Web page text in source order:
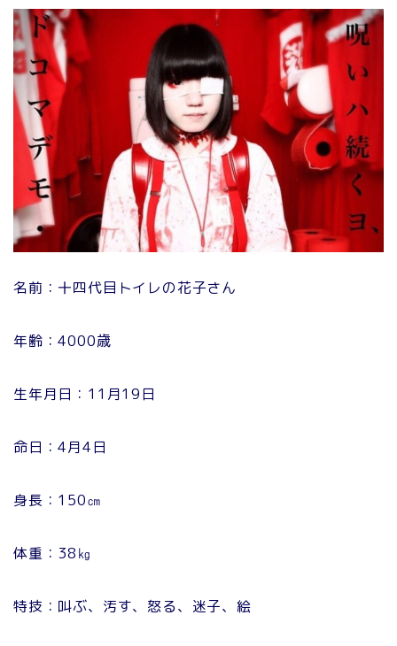
名前：十四代目トイレの花子さん
年齢：4000歳
生年月日：11月19日
命日：4月4日
身長：150㎝
体重：38㎏
特技：叫ぶ、汚す、怒る、迷子、絵